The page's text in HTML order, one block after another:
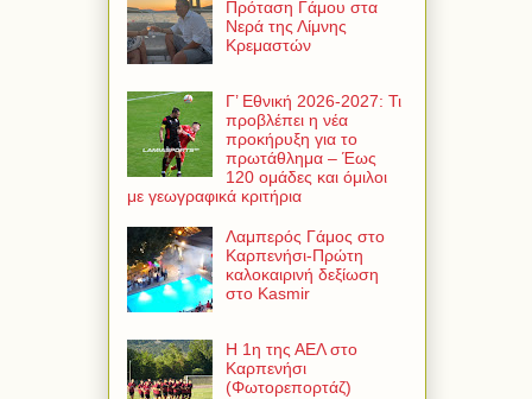
Πρόταση Γάμου στα
Νερά της Λίμνης
Κρεμαστών
Γ’ Εθνική 2026-2027: Τι
προβλέπει η νέα
προκήρυξη για το
πρωτάθλημα – Έως
120 ομάδες και όμιλοι
με γεωγραφικά κριτήρια
Λαμπερός Γάμος στο
Καρπενήσι-Πρώτη
καλοκαιρινή δεξίωση
στο Kasmir
Η 1η της ΑΕΛ στο
Καρπενήσι
(Φωτορεπορτάζ)